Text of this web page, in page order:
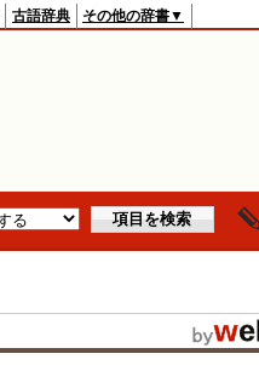
古語辞典 その他の辞書▼